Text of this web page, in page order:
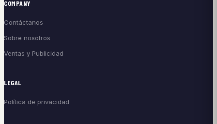
COMPANY
Contáctanos
Sobre nosotros
Ventas y Publicidad
LEGAL
Política de privacidad